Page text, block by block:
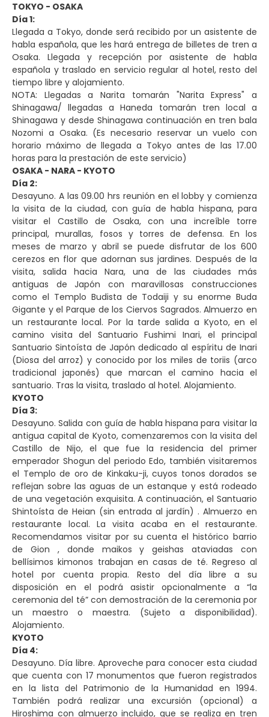
TOKYO - OSAKA
Día 1:
Llegada a Tokyo, donde será recibido por un asistente de
habla española, que les hará entrega de billetes de tren a
Osaka. Llegada y recepción por asistente de habla
española y traslado en servicio regular al hotel, resto del
tiempo libre y alojamiento.
NOTA: Llegadas a Narita tomarán "Narita Express" a
Shinagawa/ llegadas a Haneda tomarán tren local a
Shinagawa y desde Shinagawa continuación en tren bala
Nozomi a Osaka. (Es necesario reservar un vuelo con
horario máximo de llegada a Tokyo antes de las 17.00
horas para la prestación de este servicio)
OSAKA - NARA - KYOTO
Día 2:
Desayuno. A las 09.00 hrs reunión en el lobby y comienza
la visita de la ciudad, con guía de habla hispana, para
visitar el Castillo de Osaka, con una increíble torre
principal, murallas, fosos y torres de defensa. En los
meses de marzo y abril se puede disfrutar de los 600
cerezos en flor que adornan sus jardines. Después de la
visita, salida hacia Nara, una de las ciudades más
antiguas de Japón con maravillosas construcciones
como el Templo Budista de Todaiji y su enorme Buda
Gigante y el Parque de los Ciervos Sagrados. Almuerzo en
un restaurante local. Por la tarde salida a Kyoto, en el
camino visita del Santuario Fushimi Inari, el principal
Santuario Sintoísta de Japón dedicado al espíritu de Inari
(Diosa del arroz) y conocido por los miles de toriis (arco
tradicional japonés) que marcan el camino hacia el
santuario. Tras la visita, traslado al hotel. Alojamiento.
KYOTO
Día 3:
Desayuno. Salida con guía de habla hispana para visitar la
antigua capital de Kyoto, comenzaremos con la visita del
Castillo de Nijo, el que fue la residencia del primer
emperador Shogun del periodo Edo, también visitaremos
el Templo de oro de Kinkaku-ji, cuyos tonos dorados se
reflejan sobre las aguas de un estanque y está rodeado
de una vegetación exquisita. A continuación, el Santuario
Shintoísta de Heian (sin entrada al jardín) . Almuerzo en
restaurante local. La visita acaba en el restaurante.
Recomendamos visitar por su cuenta el histórico barrio
de Gion , donde maikos y geishas ataviadas con
bellísimos kimonos trabajan en casas de té. Regreso al
hotel por cuenta propia. Resto del día libre a su
disposición en el podrá asistir opcionalmente a “la
ceremonia del té” con demostración de la ceremonia por
un maestro o maestra. (Sujeto a disponibilidad).
Alojamiento.
KYOTO
Día 4:
Desayuno. Día libre. Aproveche para conocer esta ciudad
que cuenta con 17 monumentos que fueron registrados
en la lista del Patrimonio de la Humanidad en 1994.
También podrá realizar una excursión (opcional) a
Hiroshima con almuerzo incluido, que se realiza en tren